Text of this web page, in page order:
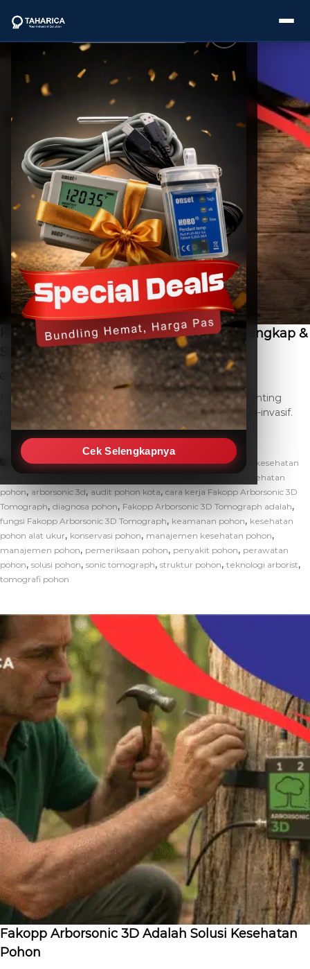
Cek Selengkapnya
Categories
Brands
Service
Industries
Blogs
Kesehatan Pohon Alat Ukur: Panduan Lengkap &
Solusi Modern
May 28, 2026 THC SEO Leave a Comment
Kesehatan pohon alat ukur merupakan instrumen penting
untuk menganalisis kondisi internal pohon secara non-invasif.
Alat-alat ini memberikan informasi vital mengenai […]
Artikel alat pendeteksi kerusakan pohon,alat ukur kesehatan
apa itu monitoring kesehatan
pohon, arborsonic 3d, audit pohon kota, cara kerja Fakopp Arborsonic 3D
Tomograph, diagnosa pohon, Fakopp Arborsonic 3D Tomograph adalah,
fungsi Fakopp Arborsonic 3D Tomograph, keamanan pohon, kesehatan
pohon alat ukur, konservasi pohon, manajemen kesehatan pohon,
manajemen pohon, pemeriksaan pohon, penyakit pohon, perawatan
pohon, solusi pohon, sonic tomograph, struktur pohon, teknologi arborist,
tomografi pohon
Fakopp Arborsonic 3D Adalah Solusi Kesehatan
Pohon